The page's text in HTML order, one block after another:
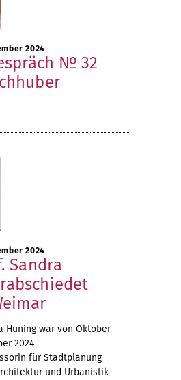
2024
№ 32
2024
Sandra
Huning war von Oktober
2024
für Stadtplanung
und Urbanistik